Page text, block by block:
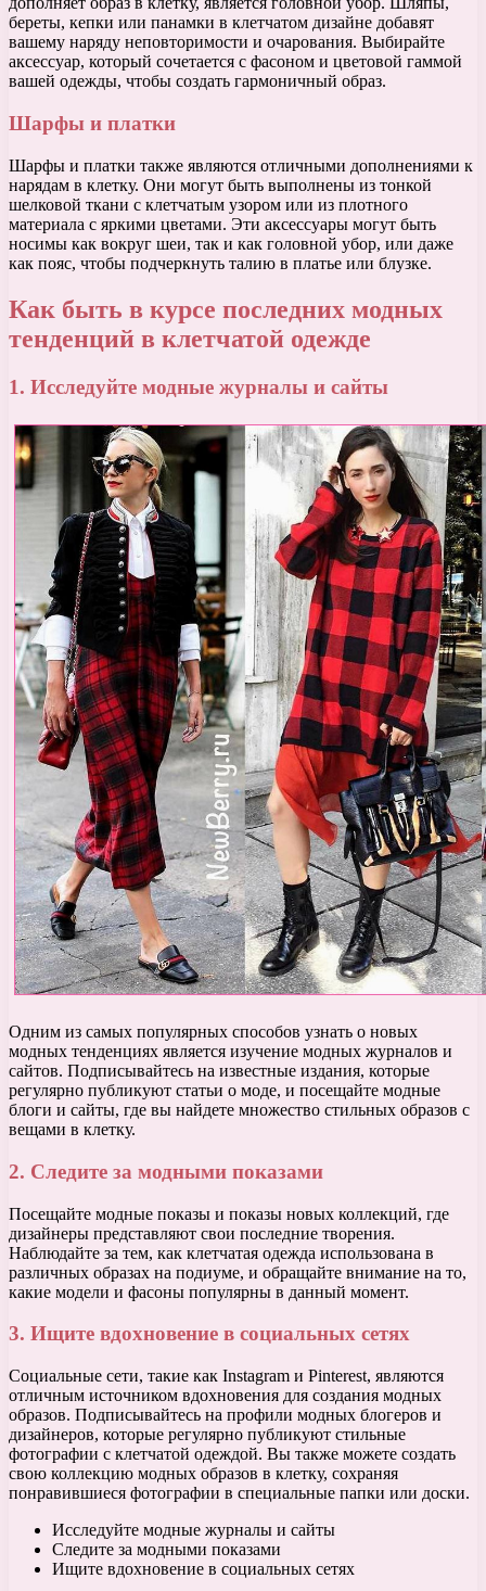
береты, кепки или панамки в клетчатом дизайне добавят
вашему наряду неповторимости и очарования. Выбирайте
аксессуар, который сочетается с фасоном и цветовой гаммой
вашей одежды, чтобы создать гармоничный образ.
Шарфы и платки
Шарфы и платки также являются отличными дополнениями к
нарядам в клетку. Они могут быть выполнены из тонкой
шелковой ткани с клетчатым узором или из плотного
материала с яркими цветами. Эти аксессуары могут быть
носимы как вокруг шеи, так и как головной убор, или даже
как пояс, чтобы подчеркнуть талию в платье или блузке.
Как быть в курсе последних модных
тенденций в клетчатой одежде
1. Исследуйте модные журналы и сайты
Одним из самых популярных способов узнать о новых
модных тенденциях является изучение модных журналов и
сайтов. Подписывайтесь на известные издания, которые
регулярно публикуют статьи о моде, и посещайте модные
блоги и сайты, где вы найдете множество стильных образов с
вещами в клетку.
2. Следите за модными показами
Посещайте модные показы и показы новых коллекций, где
дизайнеры представляют свои последние творения.
Наблюдайте за тем, как клетчатая одежда использована в
различных образах на подиуме, и обращайте внимание на то,
какие модели и фасоны популярны в данный момент.
3. Ищите вдохновение в социальных сетях
Социальные сети, такие как Instagram и Pinterest, являются
отличным источником вдохновения для создания модных
образов. Подписывайтесь на профили модных блогеров и
дизайнеров, которые регулярно публикуют стильные
фотографии с клетчатой одеждой. Вы также можете создать
свою коллекцию модных образов в клетку, сохраняя
понравившиеся фотографии в специальные папки или доски.
Исследуйте модные журналы и сайты
Следите за модными показами
Ищите вдохновение в социальных сетях